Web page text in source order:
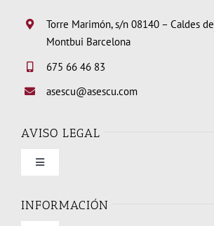
Torre Marimón, s/n 08140 – Caldes de
Montbui Barcelona
675 66 46 83
asescu@asescu.com
AVISO LEGAL
Toggle
Condiciones de uso
INFORMACIÓN